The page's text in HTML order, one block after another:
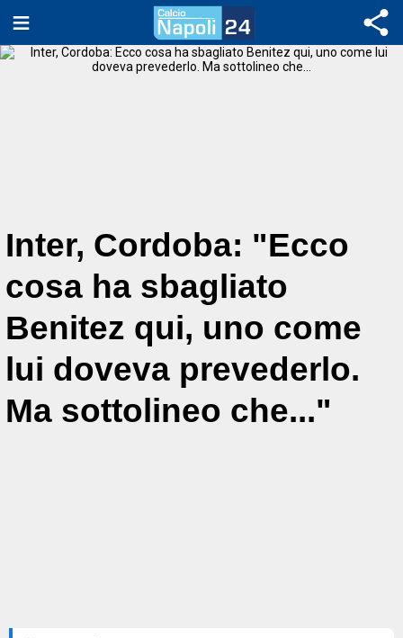
Inter, Cordoba: "Ecco
cosa ha sbagliato
Benitez qui, uno come
lui doveva prevederlo.
Ma sottolineo che..."